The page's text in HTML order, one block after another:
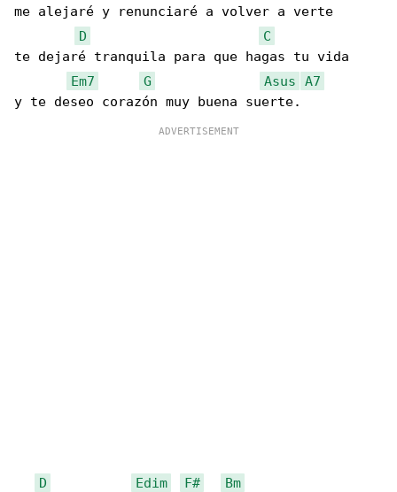
me alejaré y renunciaré a volver a verte
D
C
te dejaré tranquila para que hagas tu vida
Em7
G Asus
A7
D Edim F#
Bm